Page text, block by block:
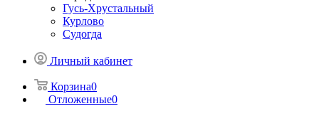
Гусь-Хрустальный
Курлово
Судогда
Личный кабинет
Корзина0
Отложенные0